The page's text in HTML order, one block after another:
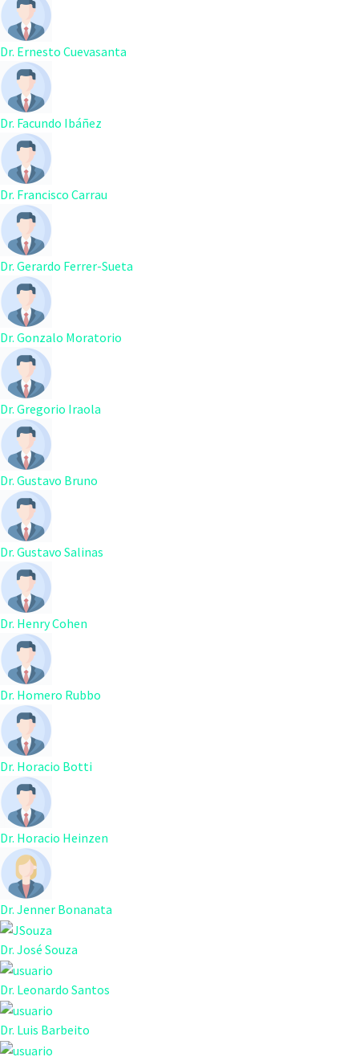
Dr. Ernesto Cuevasanta
Dr. Facundo Ibáñez
Dr. Francisco Carrau
Dr. Gerardo Ferrer-Sueta
Dr. Gonzalo Moratorio
Dr. Gregorio Iraola
Dr. Gustavo Bruno
Dr. Gustavo Salinas
Dr. Henry Cohen
Dr. Homero Rubbo
Dr. Horacio Botti
Dr. Horacio Heinzen
Dr. Jenner Bonanata
Dr. José Souza
Dr. Leonardo Santos
Dr. Luis Barbeito